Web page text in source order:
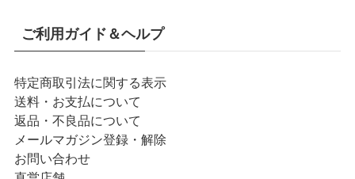
ご利用ガイド＆ヘルプ
特定商取引法に関する表示
送料・お支払について
返品・不良品について
メールマガジン登録・解除
お問い合わせ